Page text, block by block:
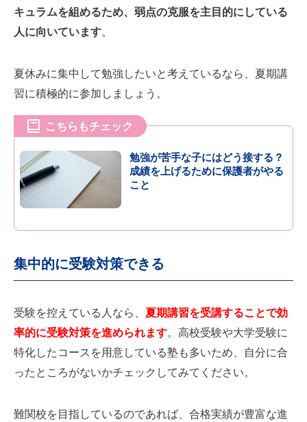
キュラムを組めるため、弱点の克服を主目的にしている
人に向いています。
夏休みに集中して勉強したいと考えているなら、夏期講
習に積極的に参加しましょう。
こちらもチェック
勉強が苦手な子にはどう接する？
成績を上げるために保護者がやる
こと
集中的に受験対策できる
受験を控えている人なら、 夏期講習を受講することで効
率的に受験対策を進められます。高校受験や大学受験に
特化したコースを用意している塾も多いため、自分に合
ったところがないかチェックしてみてください。
難関校を目指しているのであれば、合格実績が豊富な進